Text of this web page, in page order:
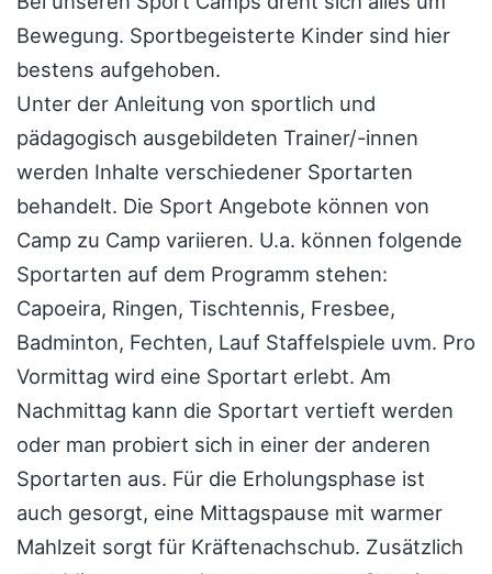
Bewegung. Sportbegeisterte Kinder sind hier
bestens aufgehoben.
Unter der Anleitung von sportlich und
pädagogisch ausgebildeten Trainer/-innen
werden Inhalte verschiedener Sportarten
behandelt. Die Sport Angebote können von
Camp zu Camp variieren. U.a. können folgende
Sportarten auf dem Programm stehen:
Capoeira, Ringen, Tischtennis, Fresbee,
Badminton, Fechten, Lauf Staffelspiele uvm. Pro
Vormittag wird eine Sportart erlebt. Am
Nachmittag kann die Sportart vertieft werden
oder man probiert sich in einer der anderen
Sportarten aus. Für die Erholungsphase ist
auch gesorgt, eine Mittagspause mit warmer
Mahlzeit sorgt für Kräftenachschub. Zusätzlich